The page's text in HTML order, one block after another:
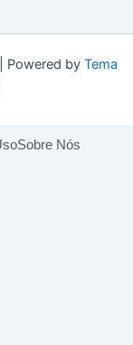
Powered by Tema
Sobre Nós